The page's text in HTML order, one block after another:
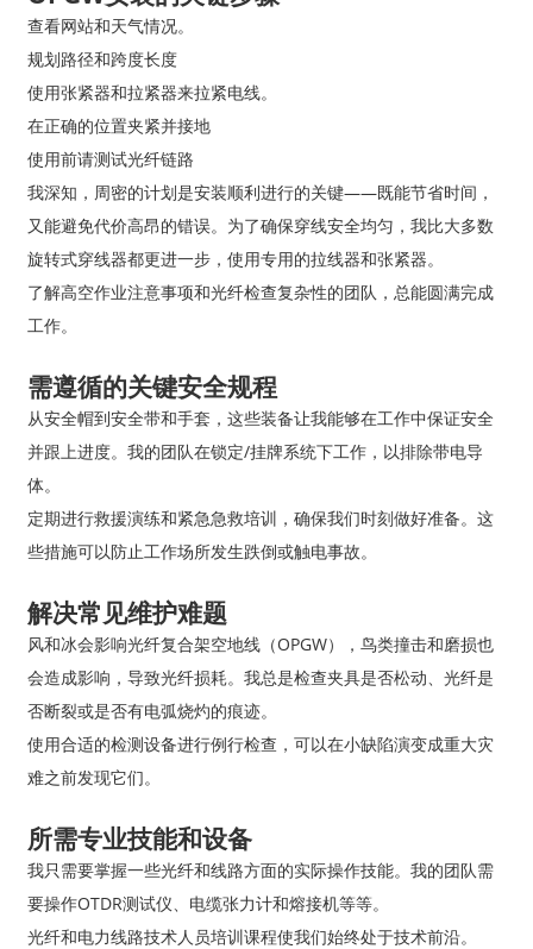
查看网站和天气情况。
规划路径和跨度长度
使用张紧器和拉紧器来拉紧电线。
在正确的位置夹紧并接地
使用前请测试光纤链路
我深知，周密的计划是安装顺利进行的关键——既能节省时间，
又能避免代价高昂的错误。为了确保穿线安全均匀，我比大多数
旋转式穿线器都更进一步，使用专用的拉线器和张紧器。
了解高空作业注意事项和光纤检查复杂性的团队，总能圆满完成
工作。
需遵循的关键安全规程
从安全帽到安全带和手套，这些装备让我能够在工作中保证安全
并跟上进度。我的团队在锁定/挂牌系统下工作，以排除带电导
体。
定期进行救援演练和紧急急救培训，确保我们时刻做好准备。这
些措施可以防止工作场所发生跌倒或触电事故。
解决常见维护难题
风和冰会影响光纤复合架空地线（OPGW），鸟类撞击和磨损也
会造成影响，导致光纤损耗。我总是检查夹具是否松动、光纤是
否断裂或是否有电弧烧灼的痕迹。
使用合适的检测设备进行例行检查，可以在小缺陷演变成重大灾
难之前发现它们。
所需专业技能和设备
我只需要掌握一些光纤和线路方面的实际操作技能。我的团队需
要操作OTDR测试仪、电缆张力计和熔接机等等。
光纤和电力线路技术人员培训课程使我们始终处于技术前沿。